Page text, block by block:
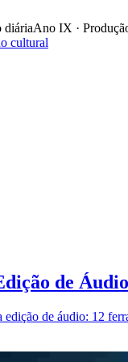
diáriaAno IX ·
cultural
de
de áudio: 12